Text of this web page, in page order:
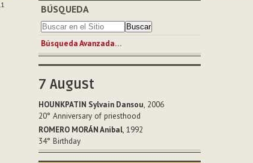
BÚSQUEDA
Búsqueda Avanzada…
7 August
HOUNKPATIN Sylvain Dansou, 2006
20° Anniversary of priesthood
ROMERO MORÁN Anibal, 1992
34° Birthday